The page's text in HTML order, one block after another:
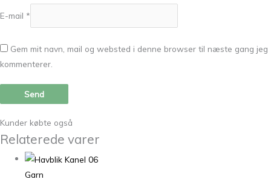
E-mail *
Gem mit navn, mail og websted i denne browser til næste gang jeg
kommenterer.
Kunder købte også
Relaterede varer
Garn